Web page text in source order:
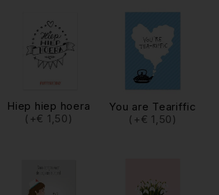
Hiep hiep hoera
(+€ 1,50)
You are Teariffic
(+€ 1,50)